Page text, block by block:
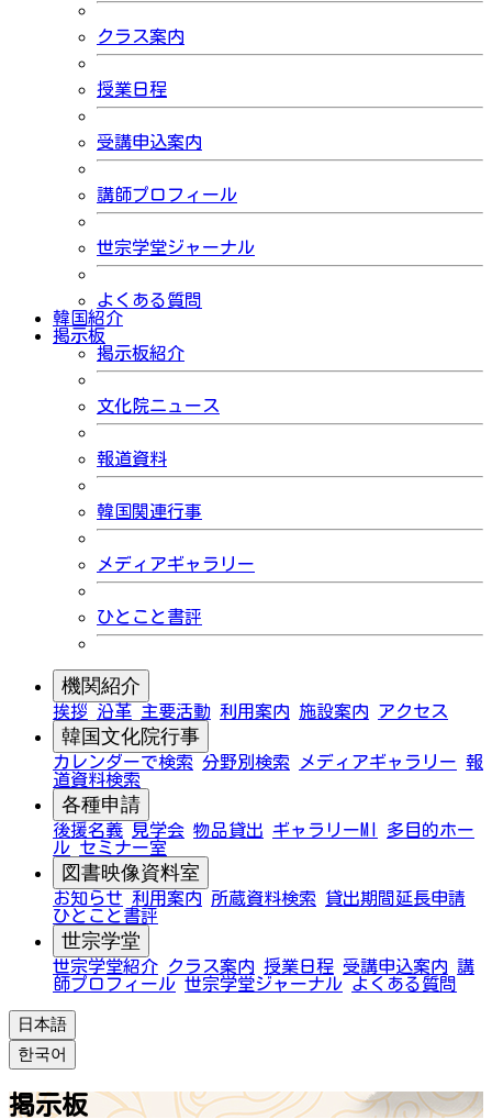
クラス案内
授業日程
受講申込案内
講師プロフィール
世宗学堂ジャーナル
よくある質問
韓国紹介
掲示板
掲示板紹介
文化院ニュース
報道資料
韓国関連行事
メディアギャラリー
ひとこと書評
機関紹介
挨拶 沿革 主要活動 利用案内 施設案内 アクセス
韓国文化院行事
カレンダーで検索 分野別検索 メディアギャラリー 報
道資料検索
各種申請
後援名義 見学会 物品貸出 ギャラリーMI
多目的ホー
ル セミナー室
図書映像資料室
お知らせ 利用案内 所蔵資料検索
貸出期間延長申請
ひとこと書評
世宗学堂
世宗学堂紹介 クラス案内 授業日程 受講申込案内 講
師プロフィール 世宗学堂ジャーナル よくある質問
日本語
한국어
掲示板